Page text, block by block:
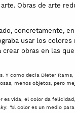
Obras de arte
concretamente,
usar los colores
crear obras en las
Y como decía Dieter
menos objetos, pero
es vida, el color da
“El color es un medio